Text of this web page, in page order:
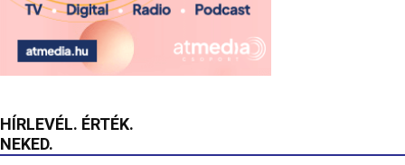
HÍRLEVÉL. ÉRTÉK.
NEKED.